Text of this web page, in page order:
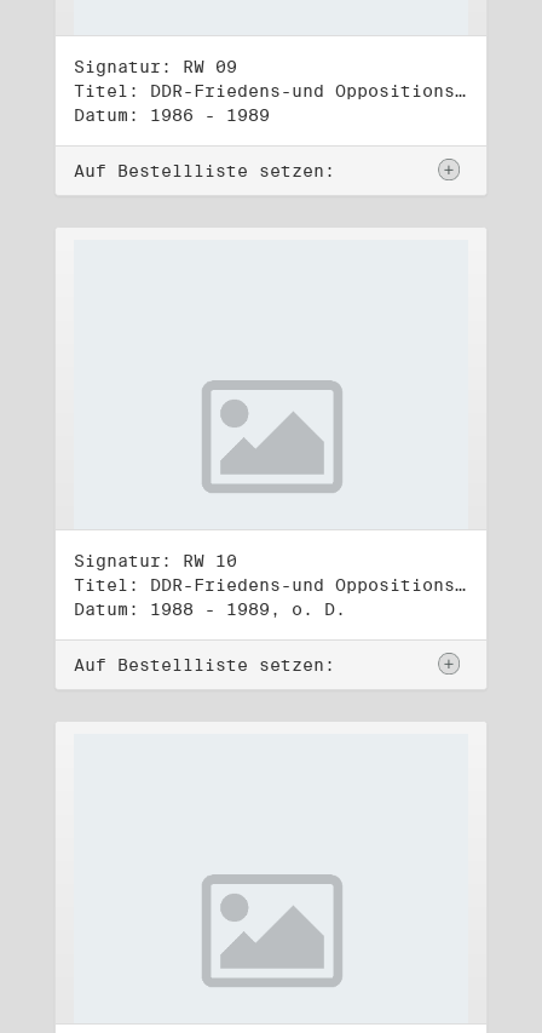
Signatur: RW 09
Titel: DDR-Friedens-und Oppositionsbewegung (2)
Datum: 1986 - 1989
Auf Bestellliste setzen:
Signatur: RW 10
Titel: DDR-Friedens-und Oppositionsbewegung (3)
Datum: 1988 - 1989, o. D.
Auf Bestellliste setzen: